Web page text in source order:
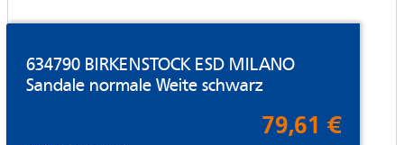
634790 BIRKENSTOCK ESD MILANO
Sandale normale Weite schwarz
79,61 €